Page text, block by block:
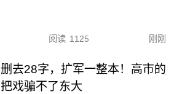
阅读 1125 刚刚
删去28字，扩军一整本！高市的
把戏骗不了东大